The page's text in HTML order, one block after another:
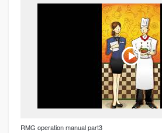
RMG operation manual part3